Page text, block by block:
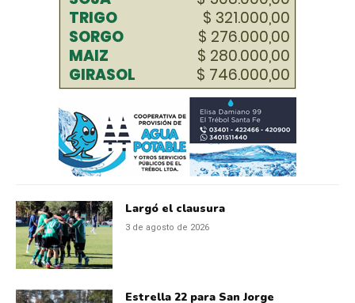
Largó el clausura
3 de agosto de 2026
Estrella 22 para San Jorge